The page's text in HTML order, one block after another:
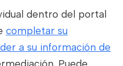
dentro del portal
completar su
a su información de